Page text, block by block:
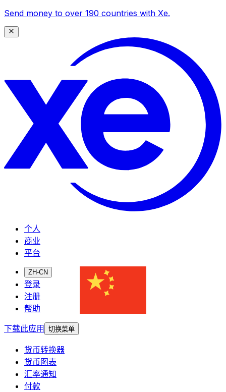
Send money to over 190 countries with Xe.
个人
商业
平台
ZH-CN
登录
注册
帮助
下载此应用
切换菜单
货币转换器
货币图表
汇率通知
付款